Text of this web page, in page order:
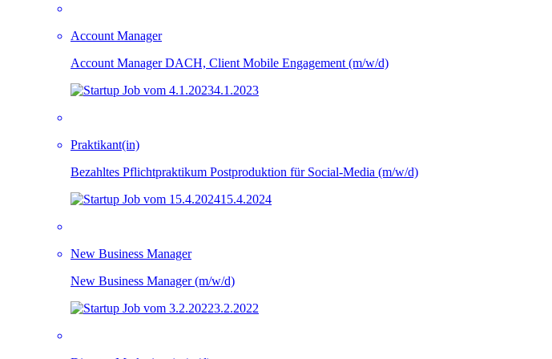
Account Manager
Account Manager DACH, Client Mobile Engagement (m/w/d)
4.1.2023
Praktikant(in)
Bezahltes Pflichtpraktikum Postproduktion für Social-Media (m/w/d)
15.4.2024
New Business Manager
New Business Manager (m/w/d)
3.2.2022